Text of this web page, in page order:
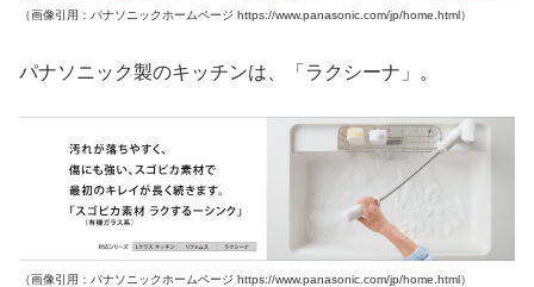
（画像引用：パナソニックホームページ https://www.panasonic.com/jp/home.html）
パナソニック製のキッチンは、「ラクシーナ」。
（画像引用：パナソニックホームページ https://www.panasonic.com/jp/home.html）